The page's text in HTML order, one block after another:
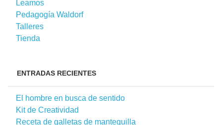
Leamos
Pedagogía Waldorf
Talleres
Tienda
ENTRADAS RECIENTES
El hombre en busca de sentido
Kit de Creatividad
Receta de galletas de mantequilla